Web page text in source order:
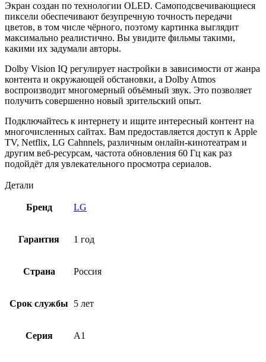
Экран создан по технологии OLED. Самоподсвечивающиеся
пиксели обеспечивают безупречную точность передачи
цветов, в том числе чёрного, поэтому картинка выглядит
максимально реалистично. Вы увидите фильмы такими,
какими их задумали авторы.
Dolby Vision IQ регулирует настройки в зависимости от жанра
контента и окружающей обстановки, а Dolby Atmos
воспроизводит многомерный объёмный звук. Это позволяет
получить совершенно новый зрительский опыт.
Подключайтесь к интернету и ищите интересный контент на
многочисленных сайтах. Вам предоставляется доступ к Apple
TV, Netflix, LG Cahnnels, различным онлайн-кинотеатрам и
другим веб-ресурсам, частота обновления 60 Гц как раз
подойдёт для увлекательного просмотра сериалов.
Детали
Бренд LG
Гарантия 1 год
Страна Россия
Срок службы 5 лет
Серия А1